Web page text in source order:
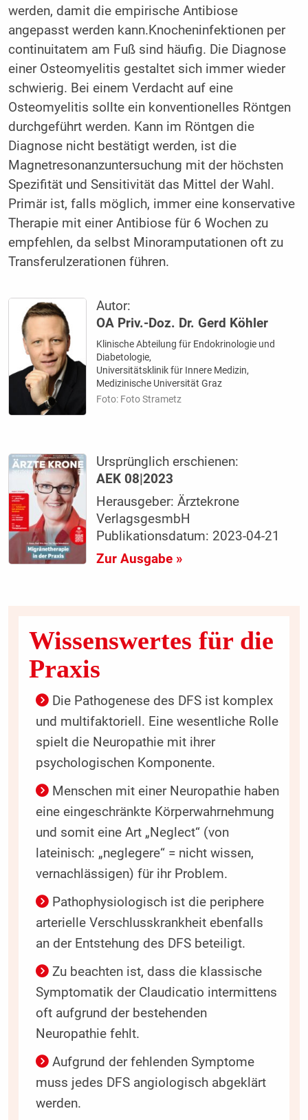
werden, damit die empirische Antibiose
angepasst werden kann.Knocheninfektionen per
continuitatem am Fuß sind häufig. Die Diagnose
einer Osteomyelitis gestaltet sich immer wieder
schwierig. Bei einem Verdacht auf eine
Osteomyelitis sollte ein konventionelles Röntgen
durchgeführt werden. Kann im Röntgen die
Diagnose nicht bestätigt werden, ist die
Magnetresonanzuntersuchung mit der höchsten
Spezifität und Sensitivität das Mittel der Wahl.
Primär ist, falls möglich, immer eine konservative
Therapie mit einer Antibiose für 6 Wochen zu
empfehlen, da selbst Minoramputationen oft zu
Transferulzerationen führen.
Autor:
OA Priv.-Doz. Dr. Gerd Köhler
Klinische Abteilung für Endokrino­logie und
Diabetologie,
Universitätsklinik für Innere Medizin,
Medizinische Universität Graz
Foto: Foto Strametz
Ursprünglich erschienen:
AEK 08|2023
Herausgeber: Ärztekrone
VerlagsgesmbH
Publikationsdatum: 2023-04-21
Zur Ausgabe »
Wissenswertes für die
Praxis
Die Pathogenese des DFS ist komplex
und multifaktoriell. Eine wesentliche Rolle
spielt die Neuropathie mit ihrer
psychologischen Komponente.
Menschen mit einer Neuropathie haben
eine eingeschränkte Körperwahrnehmung
und somit eine Art „Neglect“ (von
lateinisch: „neglegere“ = nicht wissen,
vernachlässigen) für ihr Problem.
Pathophysiologisch ist die periphere
arterielle Verschlusskrankheit ebenfalls
an der Entstehung des DFS beteiligt.
Zu beachten ist, dass die klassische
Symptomatik der Claudicatio intermittens
oft aufgrund der bestehenden
Neuropathie fehlt.
Aufgrund der fehlenden Symptome
muss jedes DFS angiologisch abgeklärt
werden.